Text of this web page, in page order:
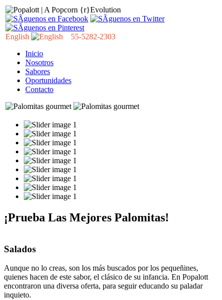
English
55-5282-2303
Inicio
Nosotros
Sabores
Oportunidades
Contacto
¡Prueba Las Mejores Palomitas!
Salados
Aunque no lo creas, son los más buscados por los pequeñines,
quienes hacen de este sabor, el clásico de su infancia. En Popalott
encontraron una diversa oferta, para seguir educando su paladar
inquieto.